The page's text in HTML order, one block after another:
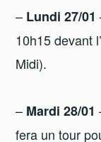
– Lundi 27/01
10h15 devant
Midi).
– Mardi 28/01
fera un tour